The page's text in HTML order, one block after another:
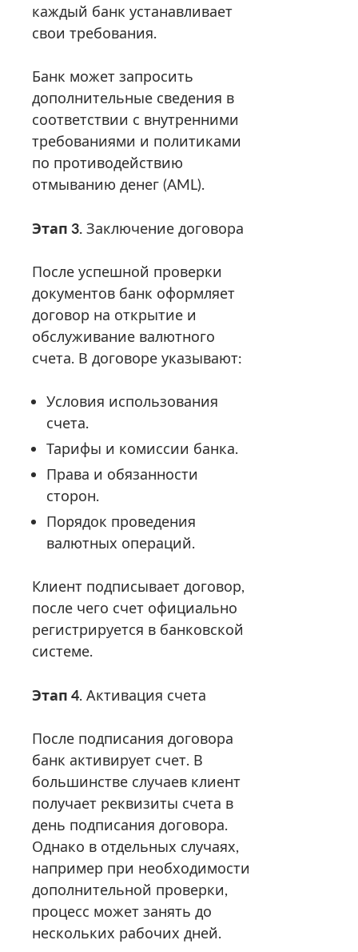
каждый банк устанавливает
свои требования.
Банк может запросить
дополнительные сведения в
соответствии с внутренними
требованиями и политиками
по противодействию
отмыванию денег (AML).
Этап 3. Заключение договора
После успешной проверки
документов банк оформляет
договор на открытие и
обслуживание валютного
счета. В договоре указывают:
Условия использования
счета.
Тарифы и комиссии банка.
Права и обязанности
сторон.
Порядок проведения
валютных операций.
Клиент подписывает договор,
после чего счет официально
регистрируется в банковской
системе.
Этап 4. Активация счета
После подписания договора
банк активирует счет. В
большинстве случаев клиент
получает реквизиты счета в
день подписания договора.
Однако в отдельных случаях,
например при необходимости
дополнительной проверки,
процесс может занять до
нескольких рабочих дней.